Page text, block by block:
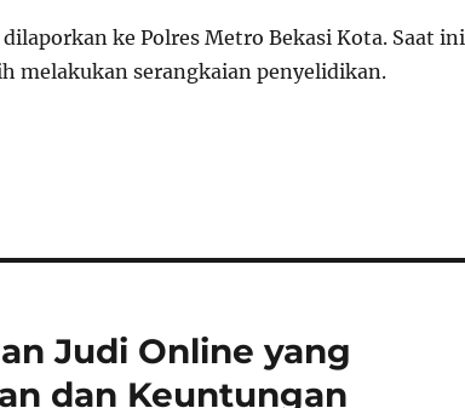
ke Polres Metro Bekasi Kota. Saat ini
melakukan serangkaian penyelidikan.
Judi Online yang
dan Keuntungan